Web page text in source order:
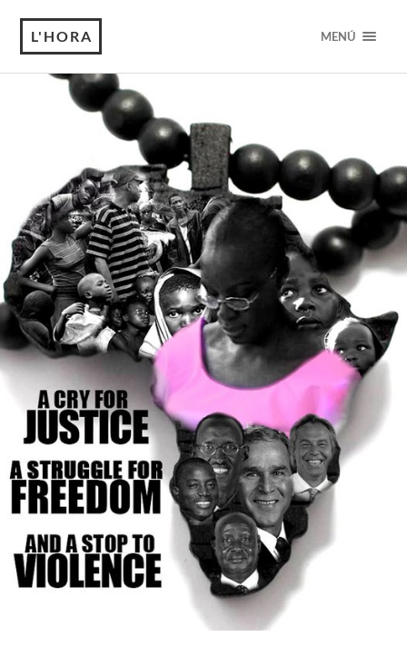
L'HORA MENÚ